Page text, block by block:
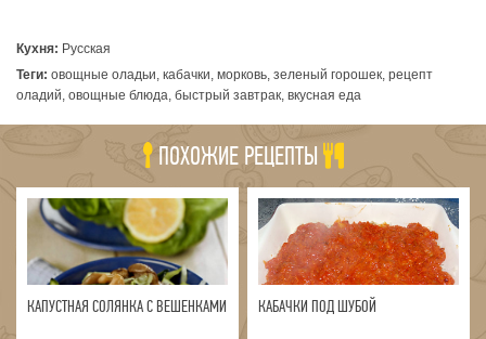
Кухня: Русская
Теги: овощные оладьи, кабачки, морковь, зеленый горошек, рецепт
оладий, овощные блюда, быстрый завтрак, вкусная еда
ПОХОЖИЕ РЕЦЕПТЫ
КАПУСТНАЯ СОЛЯНКА С ВЕШЕНКАМИ КАБАЧКИ ПОД ШУБОЙ